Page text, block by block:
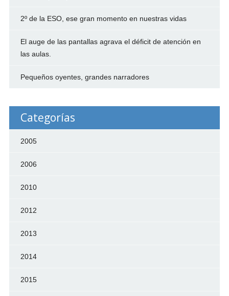
2º de la ESO, ese gran momento en nuestras vidas
El auge de las pantallas agrava el déficit de atención en
las aulas.
Pequeños oyentes, grandes narradores
Categorías
2005
2006
2010
2012
2013
2014
2015